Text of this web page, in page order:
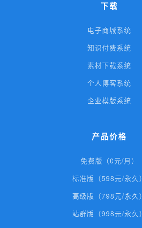
下载
电子商城系统
知识付费系统
素材下载系统
个人博客系统
企业模版系统
产品价格
免费版（0元/月）
标准版（598元/永久）
高级版（798元/永久）
站群版（998元/永久）